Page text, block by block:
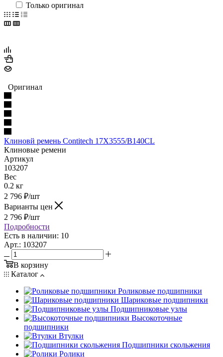
Только оригинал
Оригинал
Клиновй ремень Contitech 17Х3555/B140CL
Клиновые ремени
Артикул
103207
Вес
0.2 кг
2 796 ₽/шт
Варианты цен
2 796 ₽/шт
Подробности
Есть в наличии: 10
Арт.: 103207
В корзину
Каталог
Роликовые подшипники
Шариковые подшипники
Подшипниковые узлы
Высокоточные
подшипники
Втулки
Подшипники скольжения
Ролики